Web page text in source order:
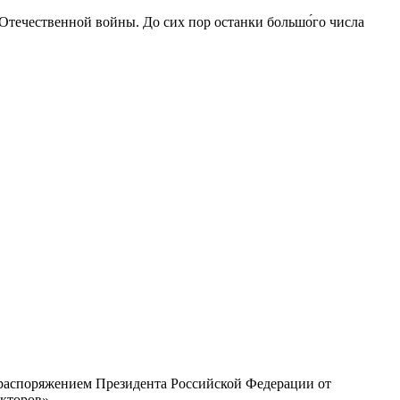
войны. До сих пор останки большо́го числа
Президента Российской Федерации от